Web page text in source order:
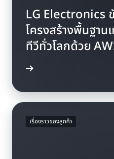
LG Electronics
โครงสร้างพื้นฐาน
ทีวีทั่วโลกด้วย
เรื่องราวของลูกค้า